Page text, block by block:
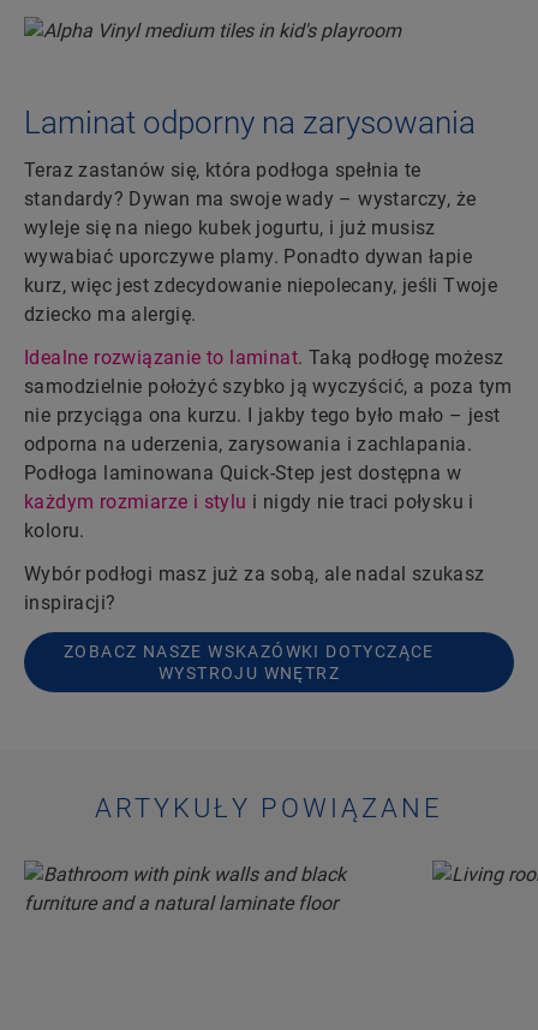
Laminat odporny na zarysowania
Teraz zastanów się, która podłoga spełnia te
standardy? Dywan ma swoje wady – wystarczy, że
wyleje się na niego kubek jogurtu, i już musisz
wywabiać uporczywe plamy. Ponadto dywan łapie
kurz, więc jest zdecydowanie niepolecany, jeśli Twoje
dziecko ma alergię.
Idealne rozwiązanie to laminat. Taką podłogę możesz
samodzielnie położyć szybko ją wyczyścić, a poza tym
nie przyciąga ona kurzu. I jakby tego było mało – jest
odporna na uderzenia, zarysowania i zachlapania.
Podłoga laminowana Quick-Step jest dostępna w
każdym rozmiarze i stylu i nigdy nie traci połysku i
koloru.
Wybór podłogi masz już za sobą, ale nadal szukasz
inspiracji?
ZOBACZ NASZE WSKAZÓWKI DOTYCZĄCE
WYSTROJU WNĘTRZ
ARTYKUŁY POWIĄZANE